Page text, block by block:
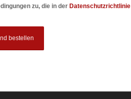
zu, die in derDatenschutzrichtlinie